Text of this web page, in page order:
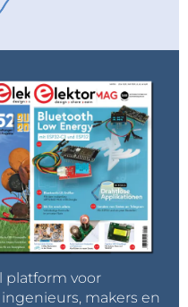
platform voor
makers en